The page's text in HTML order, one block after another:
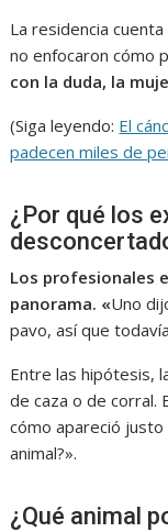
La residencia
no enfocaron cómo
con la duda, la
(Siga leyendo: El
padecen miles de
¿Por qué los
Los profesionales
panorama. «Uno
pavo, así que
Entre las hipótesis,
de caza o de corral.
cómo apareció
animal?».
¿Qué animal